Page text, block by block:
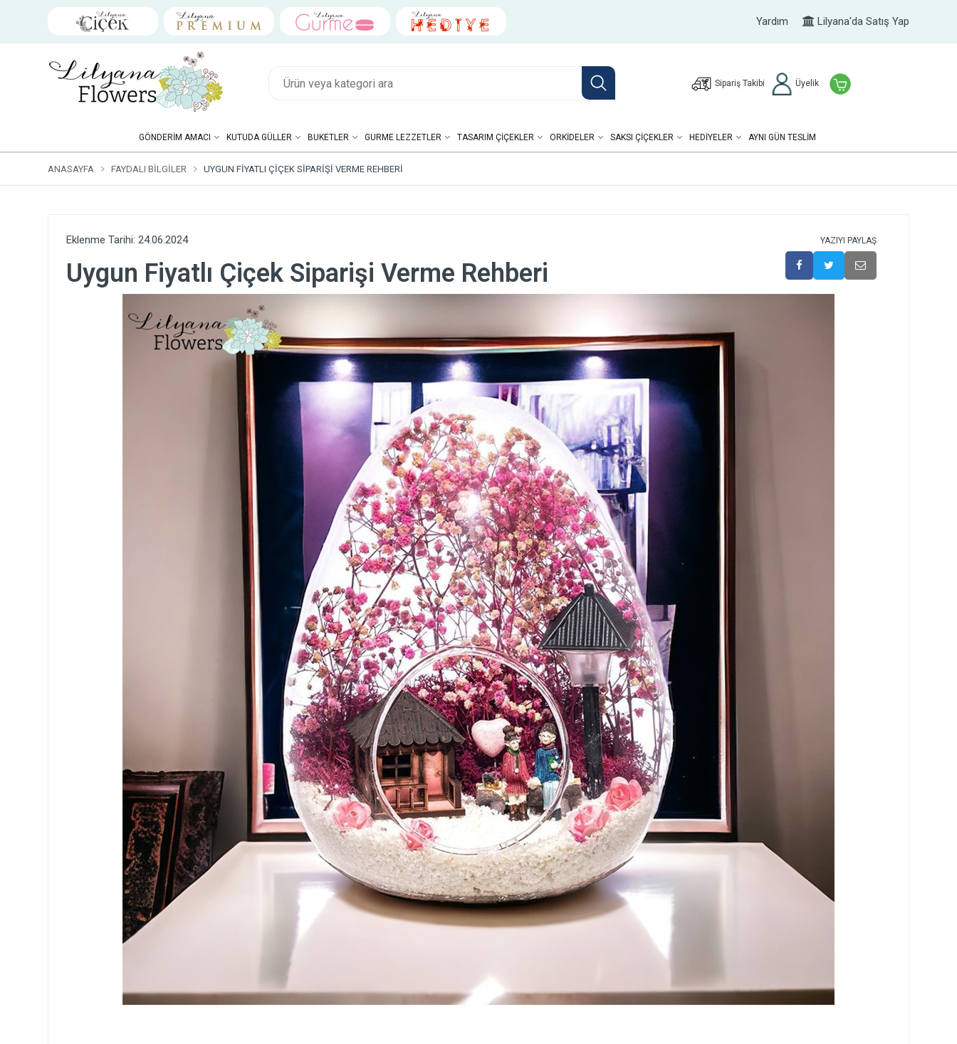
Yardım Lilyana'da Satış Yap
Sipariş Takibi Üyelik
GÖNDERIM AMACI KUTUDA GÜLLER BUKETLER GURME LEZZETLER TASARIM ÇIÇEKLER ORKIDELER SAKSI ÇIÇEKLER HEDIYELER AYNI GÜN TESLİM
ANASAYFA FAYDALI BILGILER UYGUN FIYATLI ÇIÇEK SIPARIŞI VERME REHBERI
YAZIYI PAYLAŞ
Eklenme Tarihi: 24.06.2024
Uygun Fiyatlı Çiçek Siparişi Verme Rehberi